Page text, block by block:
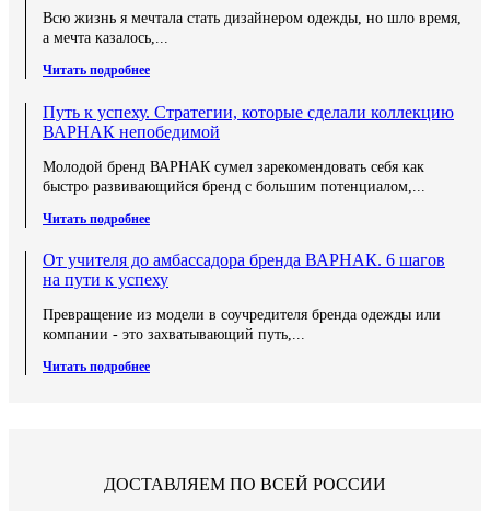
Всю жизнь я мечтала стать дизайнером одежды, но шло время,
а мечта казалось,...
Читать подробнее
Путь к успеху. Стратегии, которые сделали коллекцию
ВАРНАК непобедимой
Молодой бренд ВАРНАК сумел зарекомендовать себя как
быстро развивающийся бренд с большим потенциалом,...
Читать подробнее
От учителя до амбассадора бренда ВАРНАК. 6 шагов
на пути к успеху
Превращение из модели в соучредителя бренда одежды или
компании - это захватывающий путь,...
Читать подробнее
ДОСТАВЛЯЕМ ПО ВСЕЙ РОССИИ